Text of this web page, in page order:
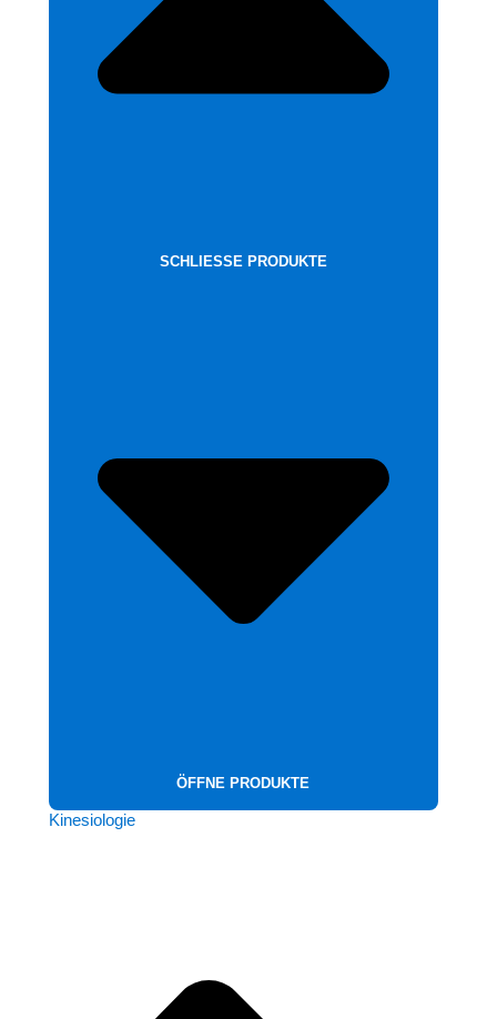
SCHLIESSE PRODUKTE
ÖFFNE PRODUKTE
Kinesiologie